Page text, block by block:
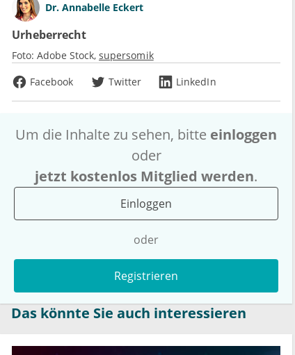
Dr. Annabelle Eckert
Urheberrecht
Foto: Adobe Stock supersomik
Facebook
Twitter LinkedIn
Um die Inhalte zu sehen, bitte einloggen
oder
jetzt kostenlos Mitglied werden.
Einloggen
oder
Registrieren
Das könnte Sie auch interessieren